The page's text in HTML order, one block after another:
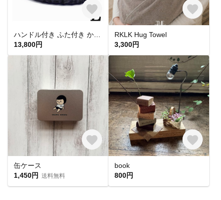
13,800円
RKLK Hug Towel
3,300円
缶ケース
1,450円 送料無料
book
800円